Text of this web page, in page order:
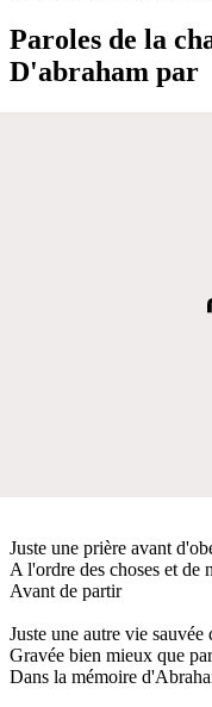
Paroles de la
D'abraham par
Juste une prière avant
A l'ordre des choses et de
Avant de partir
Juste une autre vie sauvée
Gravée bien mieux que
Dans la mémoire